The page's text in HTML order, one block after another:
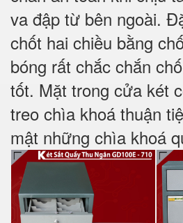
va đập từ bên ngoài.
chốt hai chiều bằng
bóng rất chắc chắn
tốt. Mặt trong cửa két
treo chìa khoá thuận
mật những chìa khoá